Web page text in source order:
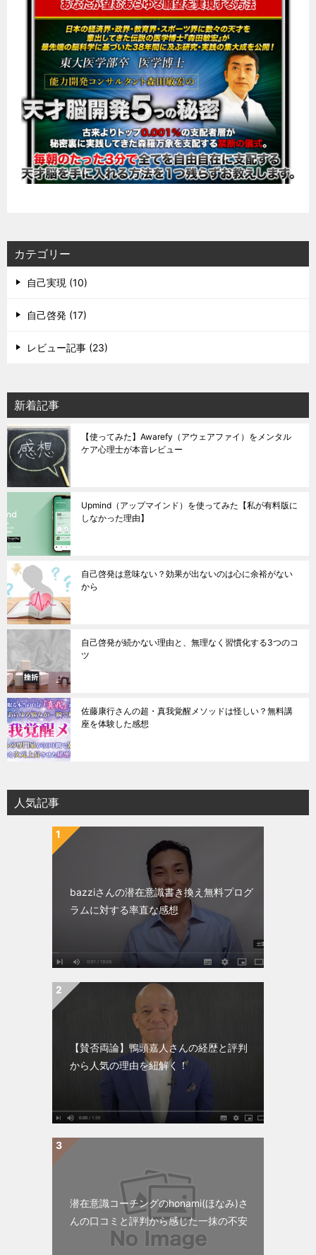
カテゴリー
自己実現 (10)
自己啓発 (17)
レビュー記事 (23)
新着記事
【使ってみた】Awarefy（アウェアファイ）をメンタル
ケア心理士が本音レビュー
Upmind（アップマインド）を使ってみた【私が有料版に
しなかった理由】
自己啓発は意味ない？効果が出ないのは心に余裕がない
から
自己啓発が続かない理由と、無理なく習慣化する3つのコ
ツ
佐藤康行さんの超・真我覚醒メソッドは怪しい？無料講
座を体験した感想
人気記事
bazziさんの潜在意識書き換え無料プログ
ラムに対する率直な感想
【賛否両論】鴨頭嘉人さんの経歴と評判
から人気の理由を紐解く！
潜在意識コーチングのhonami(ほなみ)さ
んの口コミと評判から感じた一抹の不安